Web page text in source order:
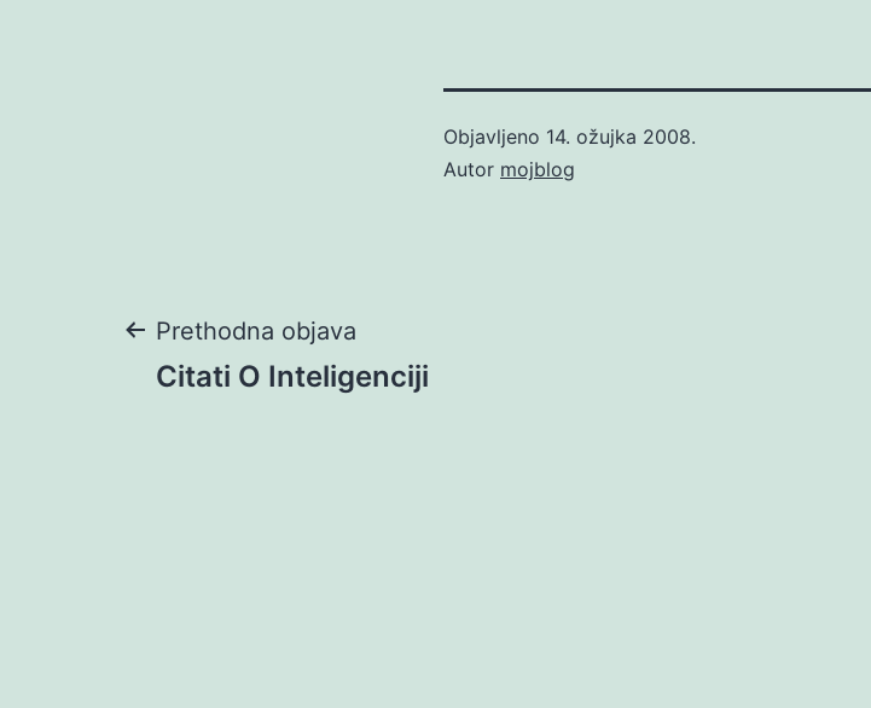
Objavljeno 14. ožujka 2008.
Autor mojblog
Navigacija
Prethodna objava
Citati O Inteligenciji